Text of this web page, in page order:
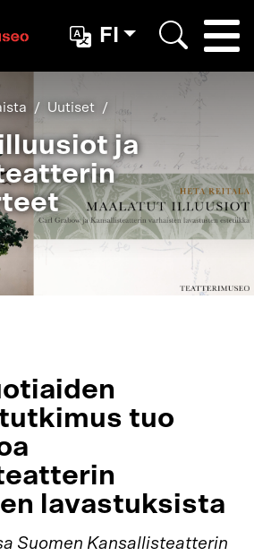
FI
Uutiset
ja
tuo
lavastuksista
Suomen Kansallisteatterin